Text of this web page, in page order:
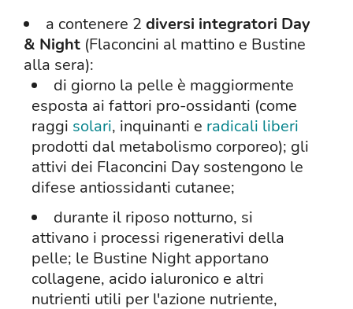
a contenere 2 diversi integratori Day
& Night (Flaconcini al mattino e Bustine
alla sera):
di giorno la pelle è maggiormente
esposta ai fattori pro-ossidanti (come
raggi solari, inquinanti e radicali liberi
prodotti dal metabolismo corporeo); gli
attivi dei Flaconcini Day sostengono le
difese antiossidanti cutanee;
durante il riposo notturno, si
attivano i processi rigenerativi della
pelle; le Bustine Night apportano
collagene, acido ialuronico e altri
nutrienti utili per l'azione nutriente,